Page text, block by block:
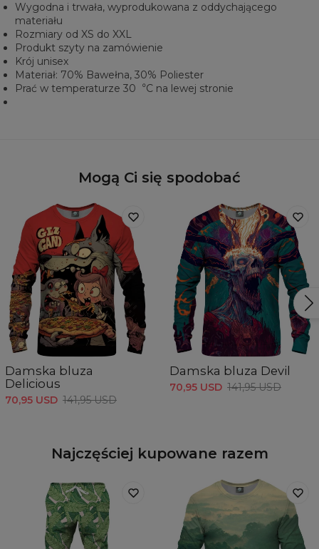
Wygodna i trwała, wyprodukowana z oddychającego
materiału
Rozmiary od XS do XXL
Produkt szyty na zamówienie
Krój unisex
Materiał: 70% Bawełna, 30% Poliester
Prać w temperaturze 30︒C na lewej stronie
Mogą Ci się spodobać
Damska bluza
Delicious
70,95 USD 141,95 USD
Damska bluza Devil
70,95 USD 141,95 USD
Najczęściej kupowane razem